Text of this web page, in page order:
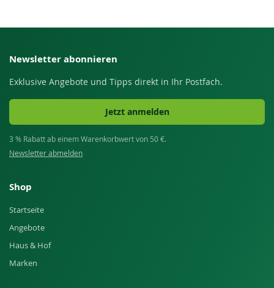
Newsletter abonnieren
Exklusive Angebote und Tipps direkt in Ihr Postfach.
Jetzt anmelden
3 % Rabatt ab einem Warenkorbwert von 50 €.
Newsletter abmelden
Shop
Startseite
Angebote
Haus & Hof
Marken